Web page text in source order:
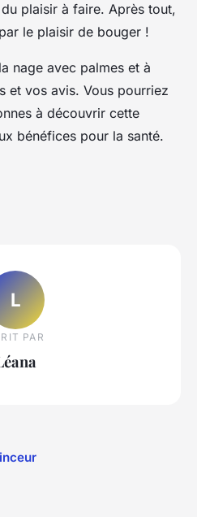
plaisir à faire. Après tout,
le plaisir de bouger !
nage avec palmes et à
et vos avis. Vous pourriez
à découvrir cette
bénéfices pour la santé.
L
PAR